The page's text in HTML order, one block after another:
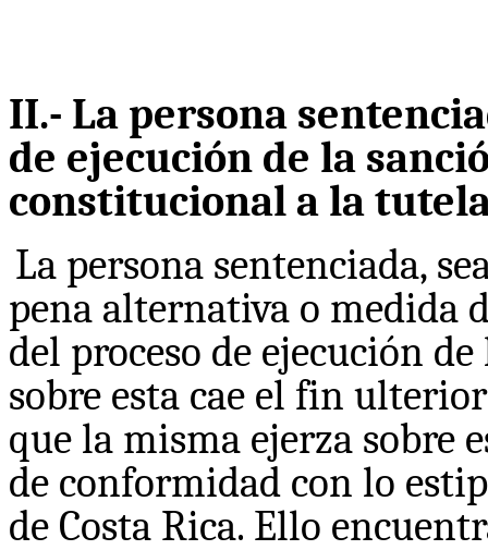
II.- La persona
de ejecución de la
constitucional a la
La persona sentenciada,
pena alternativa o medida
del proceso de ejecución
sobre esta cae el fin
que la misma ejerza sobre
de conformidad con lo
de Costa Rica. Ello